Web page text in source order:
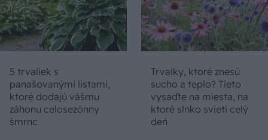
5 trvaliek s
panašovanými listami,
ktoré dodajú vášmu
záhonu celosezónny
šmrnc
Trvalky, ktoré znesú
sucho a teplo? Tieto
vysaďte na miesta, na
ktoré slnko svieti celý
deň